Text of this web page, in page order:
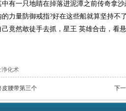
有一只地睛在掉落进泥潭之前传奇拿
力量防御戒指?好在这些船就算坚持不
竟然敢徒手去抓，星王 英雄合击，看
净化术
皮腰带第三个 下一